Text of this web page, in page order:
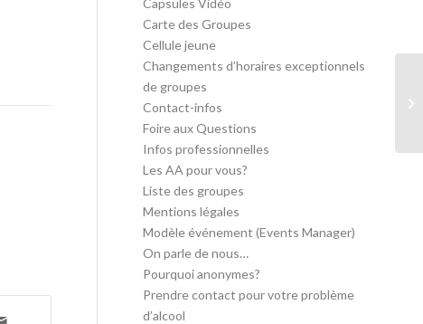
Capsules Vidéo
Carte des Groupes
Cellule jeune
Changements d’horaires exceptionnels
de groupes
Contact-infos
Foire aux Questions
Infos professionnelles
Les AA pour vous?
Liste des groupes
Mentions légales
Modèle événement (Events Manager)
On parle de nous…
Pourquoi anonymes?
Prendre contact pour votre problème
d’alcool